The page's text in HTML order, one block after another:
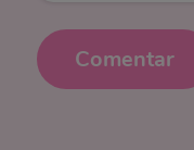
Comentar